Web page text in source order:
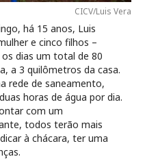
CICV/Luis Vera
há 15 anos, Luis
e cinco filhos –
dias um total de 80
a 3 quilômetros da casa.
rede de saneamento,
horas de água por dia.
com um
todos terão mais
à chácara, ter uma